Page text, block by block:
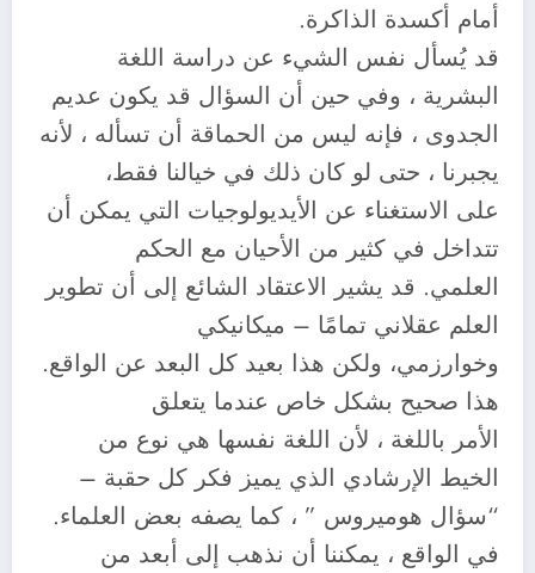
أمام أكسدة الذاكرة.
قد يُسأل نفس الشيء عن دراسة اللغة
البشرية ، وفي حين أن السؤال قد يكون عديم
الجدوى ، فإنه ليس من الحماقة أن تسأله ، لأنه
يجبرنا ، حتى لو كان ذلك في خيالنا فقط،
على الاستغناء عن الأيديولوجيات التي يمكن أن
تتداخل في كثير من الأحيان مع الحكم
العلمي. قد يشير الاعتقاد الشائع إلى أن تطوير
العلم عقلاني تمامًا – ميكانيكي
وخوارزمي، ولكن هذا بعيد كل البعد عن الواقع.
هذا صحيح بشكل خاص عندما يتعلق
الأمر باللغة ، لأن اللغة نفسها هي نوع من
الخيط الإرشادي الذي يميز فكر كل حقبة –
“سؤال هوميروس ” ، كما يصفه بعض العلماء.
في الواقع ، يمكننا أن نذهب إلى أبعد من